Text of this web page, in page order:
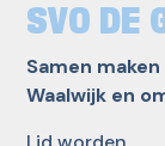
SVO DE
Samen
Waalwijk en